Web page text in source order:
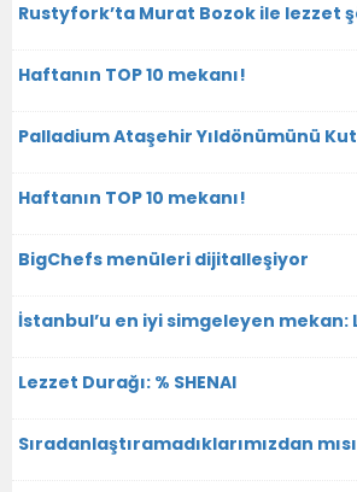
Rustyfork’ta Murat Bozok ile lezzet
Haftanın TOP 10 mekanı!
Palladium Ataşehir Yıldönümünü
Haftanın TOP 10 mekanı!
BigChefs menüleri dijitalleşiyor
İstanbul’u en iyi simgeleyen mekan:
Lezzet Durağı: % SHENAI
Sıradanlaştıramadıklarımızdan